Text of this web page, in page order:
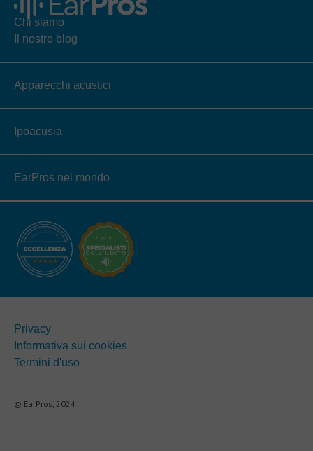
Chi siamo
Il nostro blog
Apparecchi acustici
Ipoacusia
EarPros nel mondo
Privacy
Informativa sui cookies
Termini d'uso
© EarPros, 2024